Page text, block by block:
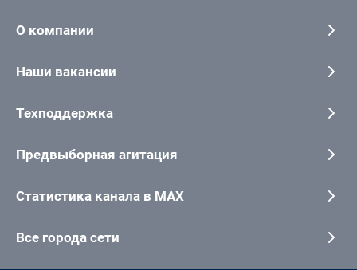
О компании
Наши вакансии
Техподдержка
Предвыборная агитация
Статистика канала в MAX
Все города сети